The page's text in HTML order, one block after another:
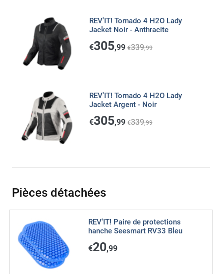
REV'IT! Tornado 4 H2O Lady
Jacket Noir - Anthracite
€305,99 €339,99
REV'IT! Tornado 4 H2O Lady
Jacket Argent - Noir
€305,99 €339,99
Pièces détachées
REV'IT! Paire de protections
hanche Seesmart RV33 Bleu
€20,99